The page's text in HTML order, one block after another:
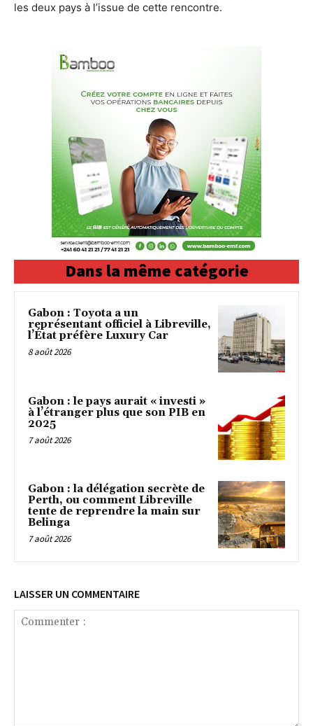
les deux pays à l’issue de cette rencontre.
Dans la même catégorie
Gabon : Toyota a un
représentant officiel à Libreville,
l’État préfère Luxury Car
8 août 2026
Gabon : le pays aurait « investi »
à l’étranger plus que son PIB en
2025
7 août 2026
Gabon : la délégation secrète de
Perth, ou comment Libreville
tente de reprendre la main sur
Belinga
7 août 2026
LAISSER UN COMMENTAIRE